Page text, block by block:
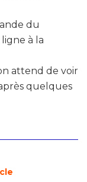
du
à la
attend de voir
quelques